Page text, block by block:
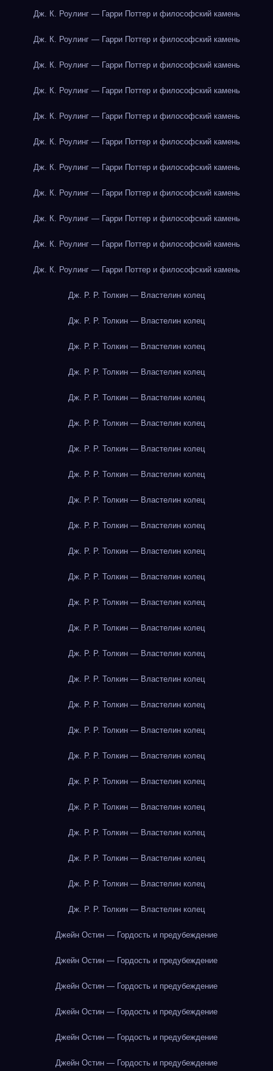
Дж. К. Роулинг — Гарри Поттер и философский камень
Дж. К. Роулинг — Гарри Поттер и философский камень
Дж. К. Роулинг — Гарри Поттер и философский камень
Дж. К. Роулинг — Гарри Поттер и философский камень
Дж. К. Роулинг — Гарри Поттер и философский камень
Дж. К. Роулинг — Гарри Поттер и философский камень
Дж. К. Роулинг — Гарри Поттер и философский камень
Дж. К. Роулинг — Гарри Поттер и философский камень
Дж. К. Роулинг — Гарри Поттер и философский камень
Дж. К. Роулинг — Гарри Поттер и философский камень
Дж. К. Роулинг — Гарри Поттер и философский камень
Дж. Р. Р. Толкин — Властелин колец
Дж. Р. Р. Толкин — Властелин колец
Дж. Р. Р. Толкин — Властелин колец
Дж. Р. Р. Толкин — Властелин колец
Дж. Р. Р. Толкин — Властелин колец
Дж. Р. Р. Толкин — Властелин колец
Дж. Р. Р. Толкин — Властелин колец
Дж. Р. Р. Толкин — Властелин колец
Дж. Р. Р. Толкин — Властелин колец
Дж. Р. Р. Толкин — Властелин колец
Дж. Р. Р. Толкин — Властелин колец
Дж. Р. Р. Толкин — Властелин колец
Дж. Р. Р. Толкин — Властелин колец
Дж. Р. Р. Толкин — Властелин колец
Дж. Р. Р. Толкин — Властелин колец
Дж. Р. Р. Толкин — Властелин колец
Дж. Р. Р. Толкин — Властелин колец
Дж. Р. Р. Толкин — Властелин колец
Дж. Р. Р. Толкин — Властелин колец
Дж. Р. Р. Толкин — Властелин колец
Дж. Р. Р. Толкин — Властелин колец
Дж. Р. Р. Толкин — Властелин колец
Дж. Р. Р. Толкин — Властелин колец
Дж. Р. Р. Толкин — Властелин колец
Дж. Р. Р. Толкин — Властелин колец
Джейн Остин — Гордость и предубеждение
Джейн Остин — Гордость и предубеждение
Джейн Остин — Гордость и предубеждение
Джейн Остин — Гордость и предубеждение
Джейн Остин — Гордость и предубеждение
Джейн Остин — Гордость и предубеждение